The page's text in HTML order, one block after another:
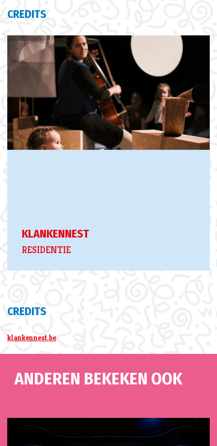
CREDITS
KLANKENNEST
RESIDENTIE
CREDITS
klankennest.be
ANDEREN BEKEKEN OOK